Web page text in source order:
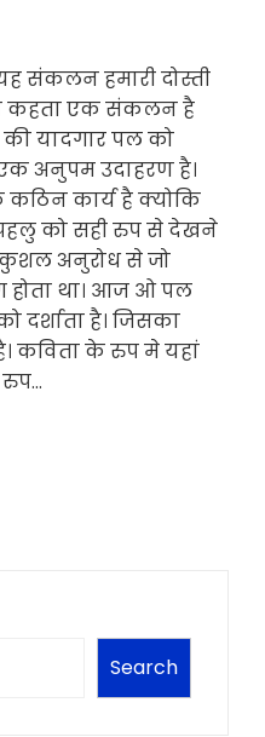
संकलन हमारी दोस्ती
कहता एक संकलन है
की यादगार पल को
अनुपम उदाहरण है।
कठिन कार्य है क्योकि
को सही रुप से देखने
अनुरोध से जो
होता था। आज ओ पल
दर्शाता है। जिसका
कविता के रुप मे यहां
Search